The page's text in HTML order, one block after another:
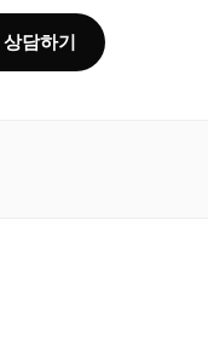
담하기